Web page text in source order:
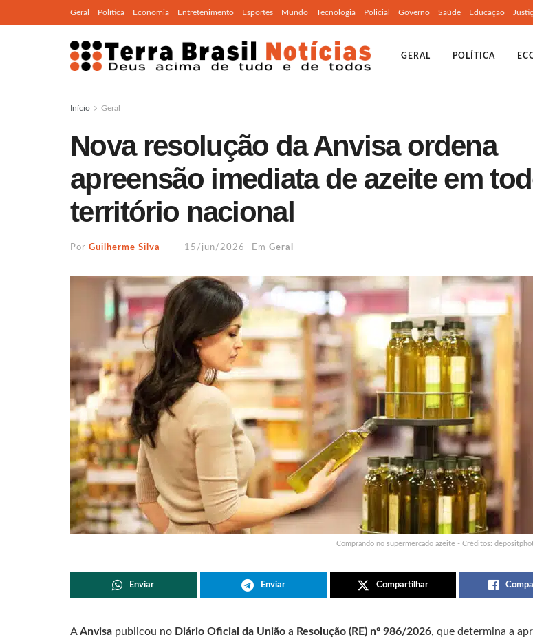
Geral Política Economia Entretenimento Esportes Mundo Tecnologia Policial Governo Saúde Educação
GERAL POLÍTICA
Início Geral
Nova resolução da Anvisa ordena
apreensão imediata de azeite em
território nacional
Por Guilherme Silva 15/jun/2026 Em Geral
Comprando no supermercado azeite - Créditos:
Enviar Enviar Compartilhar
AAnvisa publicou no Diário Oficial da União a Resolução (RE) nº 986/2026, que determina a